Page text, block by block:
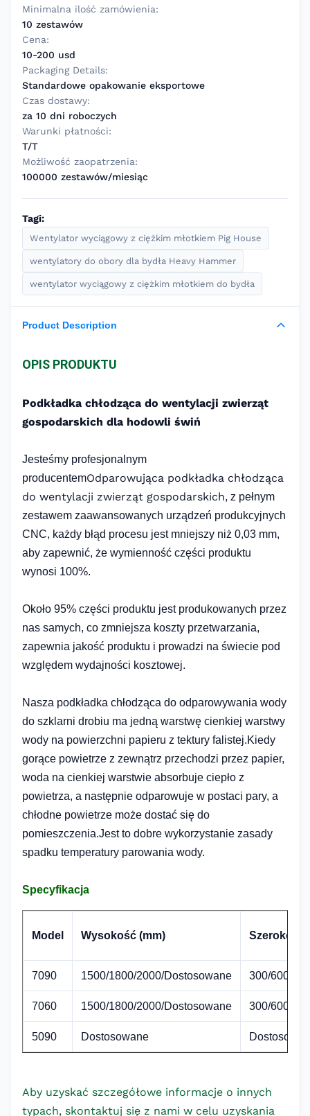
Minimalna ilość zamówienia:
10 zestawów
Cena:
10-200 usd
Packaging Details:
Standardowe opakowanie eksportowe
Czas dostawy:
za 10 dni roboczych
Warunki płatności:
T/T
Możliwość zaopatrzenia:
100000 zestawów/miesiąc
Tagi:
Wentylator wyciągowy z ciężkim młotkiem Pig House
wentylatory do obory dla bydła Heavy Hammer
wentylator wyciągowy z ciężkim młotkiem do bydła
Product Description
OPIS PRODUKTU
Podkładka chłodząca do wentylacji zwierząt
gospodarskich dla hodowli świń
Jesteśmy profesjonalnym
producentemOdparowująca podkładka chłodząca
do wentylacji zwierząt gospodarskich, z pełnym
zestawem zaawansowanych urządzeń produkcyjnych
CNC, każdy błąd procesu jest mniejszy niż 0,03 mm,
aby zapewnić, że wymienność części produktu
wynosi 100%.
Około 95% części produktu jest produkowanych przez
nas samych, co zmniejsza koszty przetwarzania,
zapewnia jakość produktu i prowadzi na świecie pod
względem wydajności kosztowej.
Nasza podkładka chłodząca do odparowywania wody
do szklarni drobiu ma jedną warstwę cienkiej warstwy
wody na powierzchni papieru z tektury falistej.Kiedy
gorące powietrze z zewnątrz przechodzi przez papier,
woda na cienkiej warstwie absorbuje ciepło z
powietrza, a następnie odparowuje w postaci pary, a
chłodne powietrze może dostać się do
pomieszczenia.Jest to dobre wykorzystanie zasady
spadku temperatury parowania wody.
Specyfikacja
Model Wysokość (mm) Szerokość
7090 1500/1800/2000/Dostosowane 300/600/
7060 1500/1800/2000/Dostosowane 300/600/
5090 Dostosowane
Aby uzyskać szczegółowe informacje o innych
typach, skontaktuj się z nami w celu uzyskania